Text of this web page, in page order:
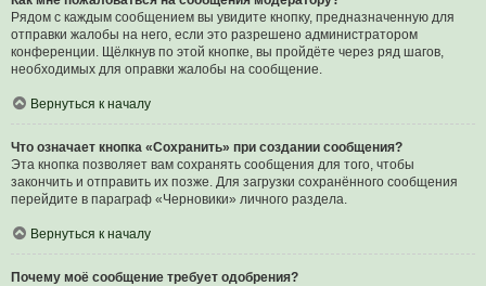
Рядом с каждым сообщением вы увидите кнопку, предназначенную для
отправки жалобы на него, если это разрешено администратором
конференции. Щёлкнув по этой кнопке, вы пройдёте через ряд шагов,
необходимых для оправки жалобы на сообщение.
Вернуться к началу
Что означает кнопка «Сохранить» при создании сообщения?
Эта кнопка позволяет вам сохранять сообщения для того, чтобы
закончить и отправить их позже. Для загрузки сохранённого сообщения
перейдите в параграф «Черновики» личного раздела.
Вернуться к началу
Почему моё сообщение требует одобрения?